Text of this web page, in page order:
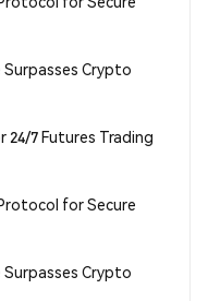
Surpasses Crypto
24/7 Futures Trading
for Secure
Surpasses Crypto